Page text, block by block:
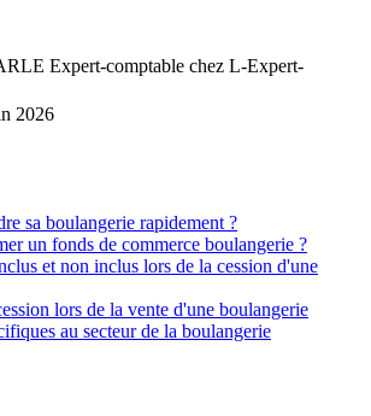
Expert-comptable chez L-Expert-
2026
sa boulangerie rapidement ?
un fonds de commerce boulangerie ?
et non inclus lors de la cession d'une
lors de la vente d'une boulangerie
au secteur de la boulangerie